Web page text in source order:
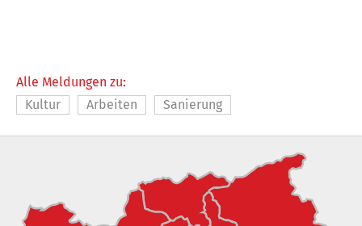
Alle Meldungen zu:
Kultur
Arbeiten Sanierung